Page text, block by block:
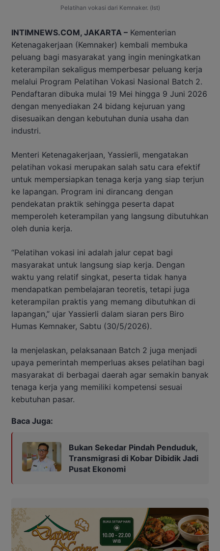
Pelatihan vokasi dari Kemnaker. (Ist)
INTIMNEWS.COM, JAKARTA – Kementerian
Ketenagakerjaan (Kemnaker) kembali membuka
peluang bagi masyarakat yang ingin meningkatkan
keterampilan sekaligus memperbesar peluang kerja
melalui Program Pelatihan Vokasi Nasional Batch 2.
Pendaftaran dibuka mulai 19 Mei hingga 9 Juni 2026
dengan menyediakan 24 bidang kejuruan yang
disesuaikan dengan kebutuhan dunia usaha dan
industri.
Menteri Ketenagakerjaan, Yassierli, mengatakan
pelatihan vokasi merupakan salah satu cara efektif
untuk mempersiapkan tenaga kerja yang siap terjun
ke lapangan. Program ini dirancang dengan
pendekatan praktik sehingga peserta dapat
memperoleh keterampilan yang langsung dibutuhkan
oleh dunia kerja.
“Pelatihan vokasi ini adalah jalur cepat bagi
masyarakat untuk langsung siap kerja. Dengan
waktu yang relatif singkat, peserta tidak hanya
mendapatkan pembelajaran teoretis, tetapi juga
keterampilan praktis yang memang dibutuhkan di
lapangan,” ujar Yassierli dalam siaran pers Biro
Humas Kemnaker, Sabtu (30/5/2026).
Ia menjelaskan, pelaksanaan Batch 2 juga menjadi
upaya pemerintah memperluas akses pelatihan bagi
masyarakat di berbagai daerah agar semakin banyak
tenaga kerja yang memiliki kompetensi sesuai
kebutuhan pasar.
Baca Juga:
Bukan Sekedar Pindah Penduduk,
Transmigrasi di Kobar Dibidik Jadi
Pusat Ekonomi